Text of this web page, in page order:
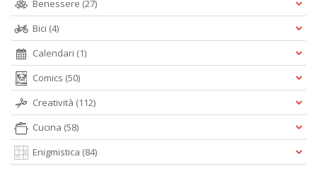
Benessere (27)
Bici (4)
Calendari (1)
Comics (50)
Creatività (112)
Cucina (58)
Enigmistica (84)